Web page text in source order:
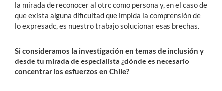
la mirada de reconocer al otro como persona y, en el caso de
que exista alguna dificultad que impida la comprensión de
lo expresado, es nuestro trabajo solucionar esas brechas.
Si consideramos la investigación en temas de inclusión y
desde tu mirada de especialista ¿dónde es necesario
concentrar los esfuerzos en Chile?